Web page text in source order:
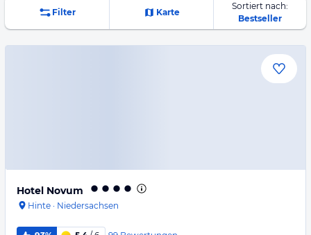
Filter Karte
Sortiert nach:
Bestseller
Hotel Novum
Hinte · Niedersachsen